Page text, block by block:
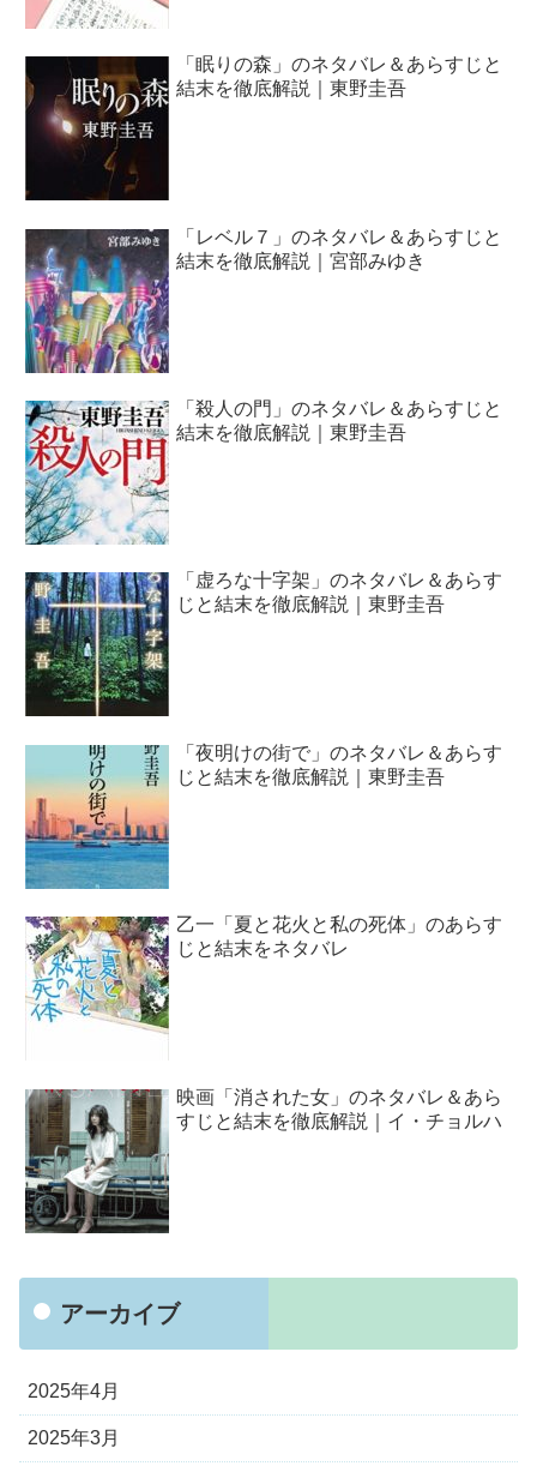
「眠りの森」のネタバレ＆あらすじと
結末を徹底解説｜東野圭吾
「レベル７」のネタバレ＆あらすじと
結末を徹底解説｜宮部みゆき
「殺人の門」のネタバレ＆あらすじと
結末を徹底解説｜東野圭吾
「虚ろな十字架」のネタバレ＆あらす
じと結末を徹底解説｜東野圭吾
「夜明けの街で」のネタバレ＆あらす
じと結末を徹底解説｜東野圭吾
乙一「夏と花火と私の死体」のあらす
じと結末をネタバレ
映画「消された女」のネタバレ＆あら
すじと結末を徹底解説｜イ・チョルハ
アーカイブ
2025年4月
2025年3月